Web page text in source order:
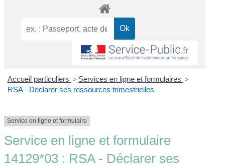
Accueil particuliers > Services en ligne et formulaires >
RSA - Déclarer ses ressources trimestrielles
Service en ligne et formulaire
Service en ligne et formulaire
14129*03 : RSA - Déclarer ses